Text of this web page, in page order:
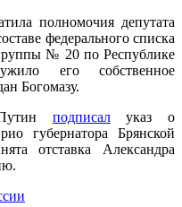
полномочия депутата
федерального списка
№ 20 по Республике
его собственное
Богомазу.
подписалуказ о
губернатора Брянской
отставка Александра